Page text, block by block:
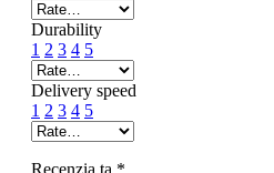
Durability
1 2 3 4 5
Delivery speed
1 2 3 4 5
Recenzia ta *